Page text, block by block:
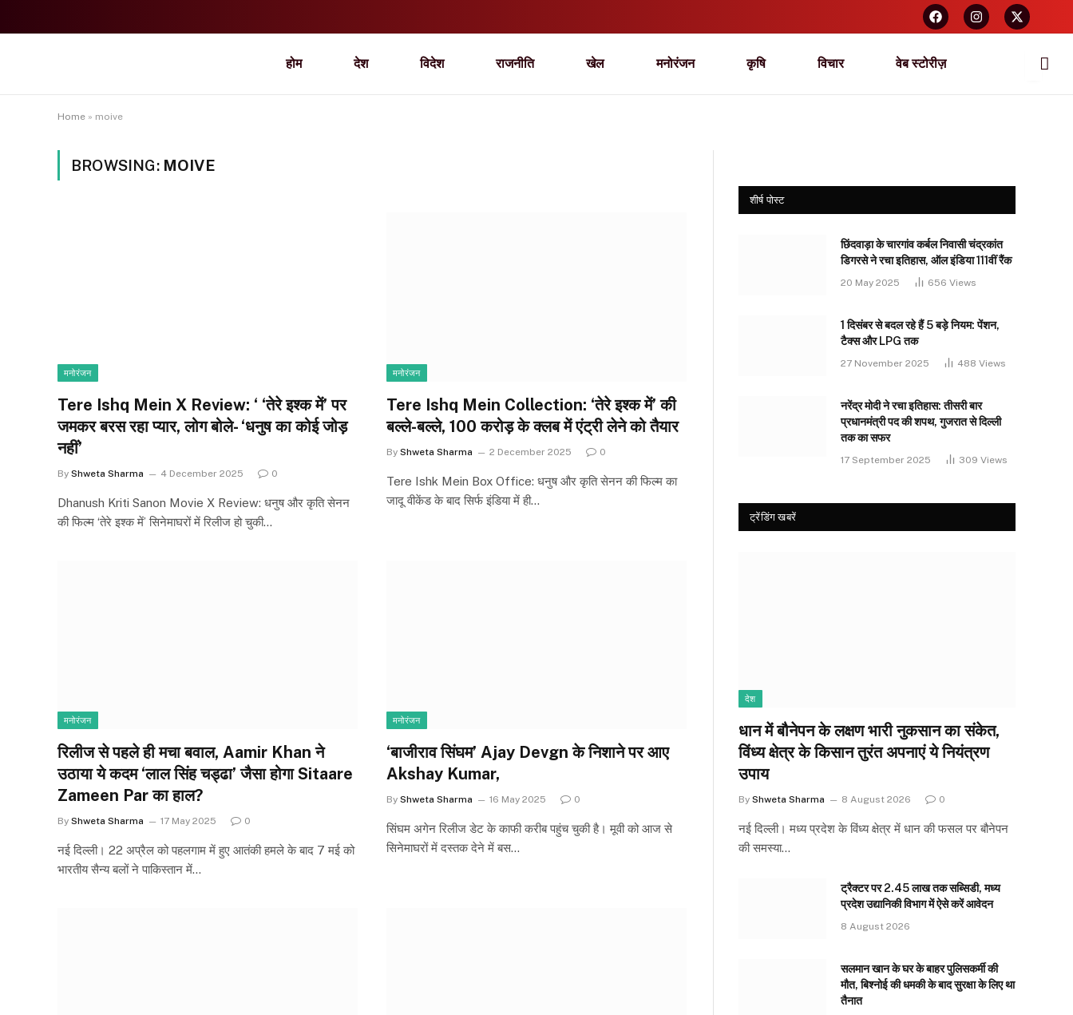
होम देश विदेश राजनीति खेल मनोरंजन कृषि विचार वेब स्टोरीज़
Home » moive
BROWSING: MOIVE
मनोरंजन
Tere Ishq Mein X Review: ‘ ‘तेरे इश्क में’ पर
जमकर बरस रहा प्यार, लोग बोले- ‘धनुष का कोई जोड़
नहीं’
By Shweta Sharma 4 December 2025 0
Dhanush Kriti Sanon Movie X Review: धनुष और कृति सेनन
की फिल्म ‘तेरे इश्क में’ सिनेमाघरों में रिलीज हो चुकी…
मनोरंजन
Tere Ishq Mein Collection: ‘तेरे इश्क में’ की
बल्ले-बल्ले, 100 करोड़ के क्लब में एंट्री लेने को तैयार
By Shweta Sharma 2 December 2025 0
Tere Ishk Mein Box Office: धनुष और कृति सेनन की फिल्म का
जादू वीकेंड के बाद सिर्फ इंडिया में ही…
मनोरंजन
रिलीज से पहले ही मचा बवाल, Aamir Khan ने
उठाया ये कदम ‘लाल सिंह चड्ढा’ जैसा होगा Sitaare
Zameen Par का हाल?
By Shweta Sharma 17 May 2025 0
नई दिल्ली। 22 अप्रैल को पहलगाम में हुए आतंकी हमले के बाद 7 मई को
भारतीय सैन्य बलों ने पाकिस्तान में…
मनोरंजन
‘बाजीराव सिंघम’ Ajay Devgn के निशाने पर आए
Akshay Kumar,
By Shweta Sharma 16 May 2025 0
सिंघम अगेन रिलीज डेट के काफी करीब पहुंच चुकी है। मूवी को आज से
सिनेमाघरों में दस्तक देने में बस…
शीर्ष पोस्ट
छिंदवाड़ा के चारगांव कर्बल निवासी चंद्रकांत
डिगरसे ने रचा इतिहास, ऑल इंडिया 111वीं रैंक
20 May 2025 656 Views
1 दिसंबर से बदल रहे हैं 5 बड़े नियम: पेंशन,
टैक्स और LPG तक
27 November 2025 488 Views
नरेंद्र मोदी ने रचा इतिहास: तीसरी बार
प्रधानमंत्री पद की शपथ, गुजरात से दिल्ली
तक का सफर
17 September 2025 309 Views
ट्रेंडिंग खबरें
देश
धान में बौनेपन के लक्षण भारी नुकसान का संकेत,
विंध्य क्षेत्र के किसान तुरंत अपनाएं ये नियंत्रण
उपाय
By Shweta Sharma 8 August 2026 0
नई दिल्ली। मध्य प्रदेश के विंध्य क्षेत्र में धान की फसल पर बौनेपन
की समस्या…
ट्रैक्टर पर 2.45 लाख तक सब्सिडी, मध्य
प्रदेश उद्यानिकी विभाग में ऐसे करें आवेदन
8 August 2026
सलमान खान के घर के बाहर पुलिसकर्मी की
मौत, बिश्नोई की धमकी के बाद सुरक्षा के लिए था
तैनात